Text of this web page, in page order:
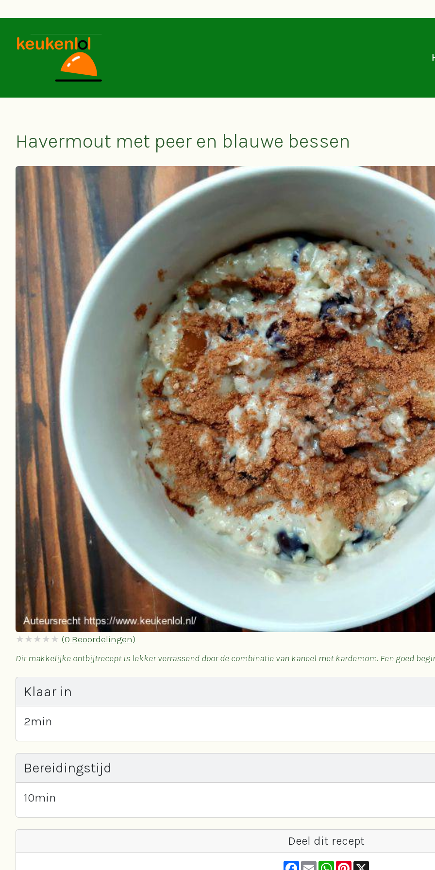
SKIP TO MAIN CONTENT
Havermout met peer en blauwe bessen
(0 Beoordelingen)
Dit makkelijke ontbijtrecept is lekker verrassend door de combinatie van kaneel met kardemom. Een goed
Klaar in
2min
Bereidingstijd
10min
Deel dit recept
F E W P